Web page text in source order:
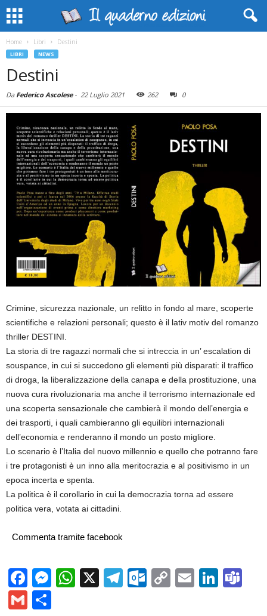
Home Libri Destini
LIBRI NEWS
Destini
Da Federico Ascolese- 22 Luglio 2021 262 0
Crimine, sicurezza nazionale, un relitto in fondo al mare, scoperte
scientifiche e relazioni personali; questo è il lativ motiv del romanzo
thriller DESTINI.
La storia di tre ragazzi normali che si intreccia in un’ escalation di
souspance, in cui si succedono gli elementi più disparati: il traffico
di droga, la liberalizzazione della canapa e della prostituzione, una
nuova cura rivoluzionaria ma anche il terrorismo internazionale ed
una scoperta sensazionale che cambierà il mondo dell’energia e
dei trasporti, i quali cambieranno gli equilibri internazionali
dell’economia e renderanno il mondo un posto migliore.
Lo scenario è l’Italia del nuovo millennio e quello che potranno fare
i tre protagonisti è un inno alla meritocrazia e al positivismo in un
epoca incerta e spenta.
La politica è il corollario in cui la democrazia torna ad essere
politica vera, votata ai cittadini.
Commenta tramite facebook
Facebook
Messenger
WhatsApp
X Telegram
Outlook.com
CopyEmail
Gmail